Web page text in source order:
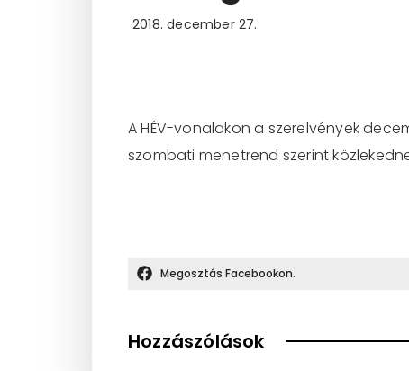
2018. december 27.
A HÉV-vonalakon a szerelvények
szombati menetrend szerint
Megosztás Facebookon.
Hozzászólások